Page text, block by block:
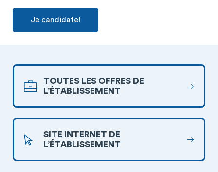
Je candidate!
TOUTES LES OFFRES DE
L’ÉTABLISSEMENT
SITE INTERNET DE
L’ÉTABLISSEMENT